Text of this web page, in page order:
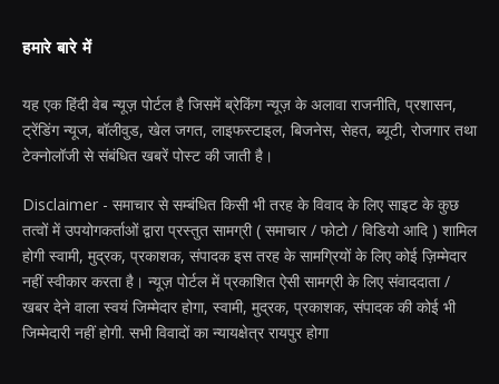
हमारे बारे में
यह एक हिंदी वेब न्यूज़ पोर्टल है जिसमें ब्रेकिंग न्यूज़ के अलावा राजनीति, प्रशासन,
ट्रेंडिंग न्यूज, बॉलीवुड, खेल जगत, लाइफस्टाइल, बिजनेस, सेहत, ब्यूटी, रोजगार तथा
टेक्नोलॉजी से संबंधित खबरें पोस्ट की जाती है।
Disclaimer - समाचार से सम्बंधित किसी भी तरह के विवाद के लिए साइट के कुछ
तत्वों में उपयोगकर्ताओं द्वारा प्रस्तुत सामग्री ( समाचार / फोटो / विडियो आदि ) शामिल
होगी स्वामी, मुद्रक, प्रकाशक, संपादक इस तरह के सामग्रियों के लिए कोई ज़िम्मेदार
नहीं स्वीकार करता है। न्यूज़ पोर्टल में प्रकाशित ऐसी सामग्री के लिए संवाददाता /
खबर देने वाला स्वयं जिम्मेदार होगा, स्वामी, मुद्रक, प्रकाशक, संपादक की कोई भी
जिम्मेदारी नहीं होगी. सभी विवादों का न्यायक्षेत्र रायपुर होगा